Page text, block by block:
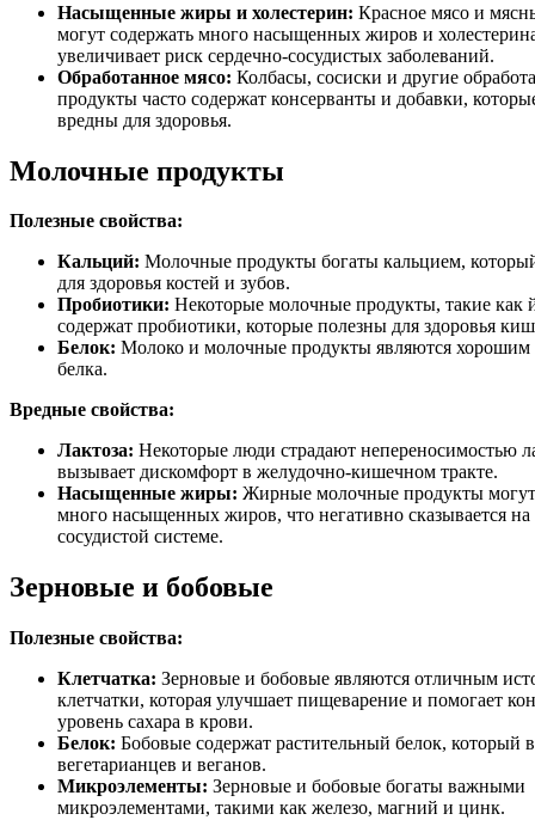
Насыщенные жиры и холестерин: Красное мясо и
могут содержать много насыщенных жиров и
увеличивает риск сердечно-сосудистых заболеваний.
Обработанное мясо: Колбасы, сосиски и другие
продукты часто содержат консерванты и добавки,
вредны для здоровья.
Молочные продукты
Полезные свойства:
Кальций: Молочные продукты богаты кальцием,
для здоровья костей и зубов.
Пробиотики: Некоторые молочные продукты, такие как
содержат пробиотики, которые полезны для здоровья
Белок: Молоко и молочные продукты являются хорошим
белка.
Вредные свойства:
Лактоза: Некоторые люди страдают непереносимостью
вызывает дискомфорт в желудочно-кишечном тракте.
Насыщенные жиры: Жирные молочные продукты могут
много насыщенных жиров, что негативно сказывается на
сосудистой системе.
Зерновые и бобовые
Полезные свойства:
Клетчатка: Зерновые и бобовые являются отличным
клетчатки, которая улучшает пищеварение и помогает
уровень сахара в крови.
Белок: Бобовые содержат растительный белок, который
вегетарианцев и веганов.
Микроэлементы: Зерновые и бобовые богаты важными
микроэлементами, такими как железо, магний и цинк.